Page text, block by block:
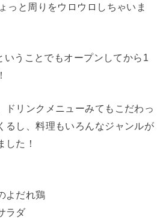
っと周りをウロウロしちゃいま
いうことでもオープンしてから1
ドリンクメニューみてもこだわっ
るし、料理もいろんなジャンルが
した！
よだれ鶏
ラダ